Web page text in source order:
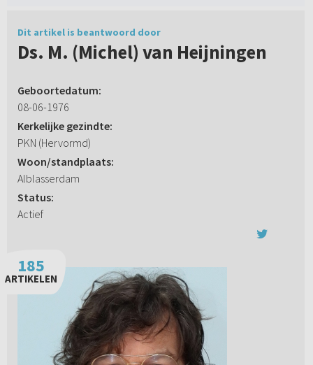
Dit artikel is beantwoord door
Ds. M. (Michel) van Heijningen
Geboortedatum:
08-06-1976
Kerkelijke gezindte:
PKN (Hervormd)
Woon/standplaats:
Alblasserdam
Status:
Actief
185
ARTIKELEN